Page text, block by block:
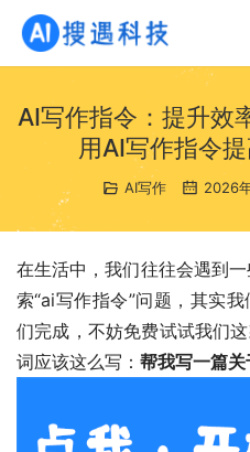
AI写作指令：提升效
用AI写作指令
AI写作 2026
在生活中，我们往往会遇到
索“ai写作指令”问题，其实
们完成，不妨免费试试我们
词应该这么写： 帮我写一篇